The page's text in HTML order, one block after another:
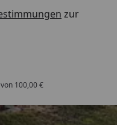
7:10
zur
100,00 €